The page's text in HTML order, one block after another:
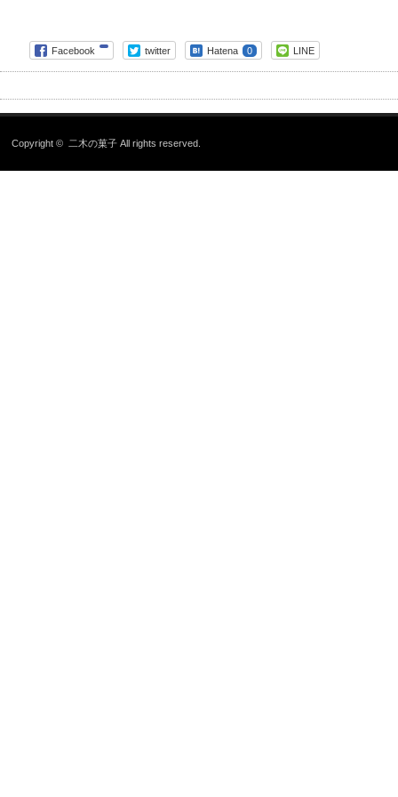
Facebook twitter Hatena 0 LINE
Copyright © 二木の菓子 All rights reserved.